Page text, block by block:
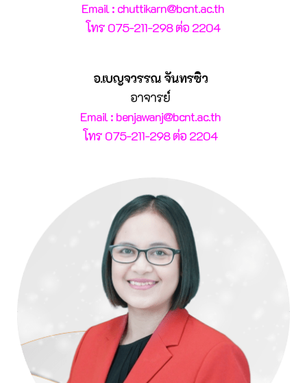
Email : chuttikarn@bcnt.ac.th
โทร 075-211-298 ต่อ 2204
อ.เบญจวรรณ จันทรซิว
อาจารย์
Email : benjawanj@bcnt.ac.th
โทร 075-211-298 ต่อ 2204